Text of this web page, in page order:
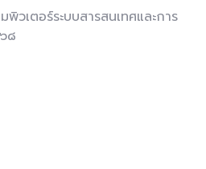
พิวเตอร์ระบบสารสนเทศและการ
๘